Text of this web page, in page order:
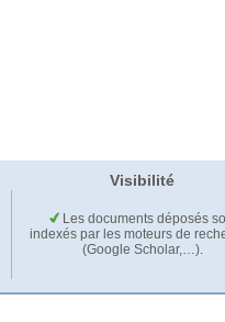
Visibilité
Les documents déposés
indexés par les moteurs de
(Google Scholar,…).